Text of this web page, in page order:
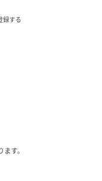
録する
す。